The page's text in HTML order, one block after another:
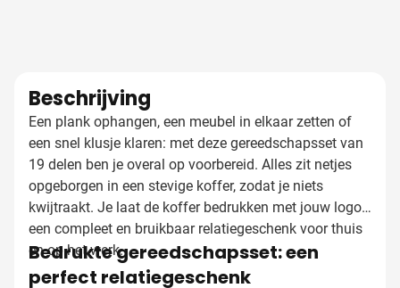
Beschrijving
Een plank ophangen, een meubel in elkaar zetten of
een snel klusje klaren: met deze gereedschapsset van
19 delen ben je overal op voorbereid. Alles zit netjes
opgeborgen in een stevige koffer, zodat je niets
kwijtraakt. Je laat de koffer bedrukken met jouw logo,
een compleet en bruikbaar relatiegeschenk voor thuis
en op het werk.
Bedrukte gereedschapsset: een
perfect relatiegeschenk